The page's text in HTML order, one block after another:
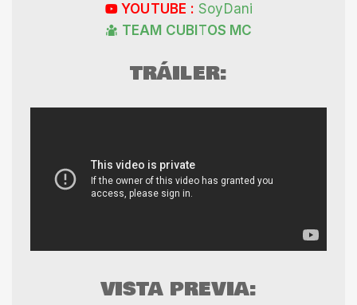
YOUTUBE : SoyDani
TEAM CUBITOS MC
TRÁILER:
VISTA PREVIA: